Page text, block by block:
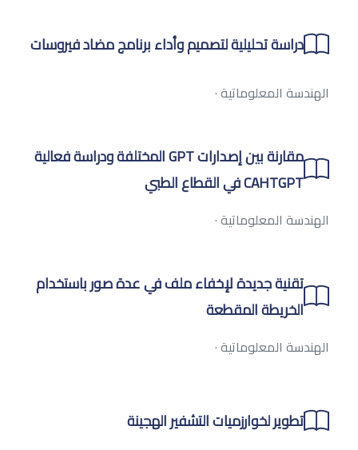
دراسة تحليلية لتصميم وأداء برنامج مضاد فيروسات
الهندسة المعلوماتية·
مقارنة بين إصدارات GPT المختلفة ودراسة فعالية
CAHTGPT في القطاع الطبي
الهندسة المعلوماتية·
تقنية جديدة لإخفاء ملف في عدة صور باستخدام
الخريطة المقطعة
الهندسة المعلوماتية·
تطوير لخوارزميات التشفير الهجينة